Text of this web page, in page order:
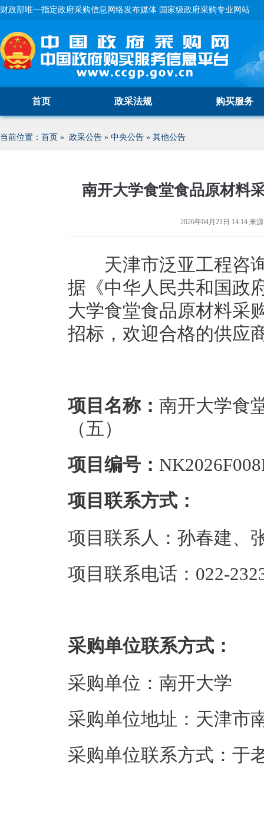
财政部唯一指定政府采购信息网络发布媒体 国家级政府采购专业网站
首页 政采法规 购买服务
当前位置： 首页 » 政采公告 » 中央公告 » 其他公告
南开大学食堂食品原材料
2026年04月21日 14:14 来
天津市泛亚工程咨询
据《中华人民共和国政
大学食堂食品原材料采
招标，欢迎合格的供应
项目名称： 南开大学食
（五）
项目编号：
项目联系方式：
项目联系人：孙春建、
项目联系电话：022-
采购单位联系方式：
采购单位：南开大学
采购单位地址：天津市
采购单位联系方式：于